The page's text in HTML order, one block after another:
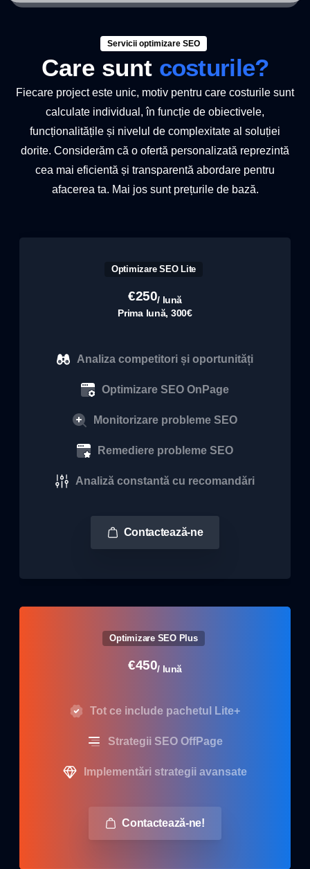
Servicii optimizare SEO
Care sunt costurile?
Fiecare project este unic, motiv pentru care costurile sunt
calculate individual, în funcție de obiectivele,
funcționalitățile și nivelul de complexitate al soluției
dorite. Considerăm că o ofertă personalizată reprezintă
cea mai eficientă și transparentă abordare pentru
afacerea ta. Mai jos sunt prețurile de bază.
Optimizare SEO Lite
€250/ lună
Prima lună, 300€
Analiza competitori și oportunități
Optimizare SEO OnPage
Monitorizare probleme SEO
Remediere probleme SEO
Analiză constantă cu recomandări
Contactează-ne
Optimizare SEO Plus
€450/ lună
Tot ce include pachetul Lite+
Strategii SEO OffPage
Implementări strategii avansate
Contactează-ne!